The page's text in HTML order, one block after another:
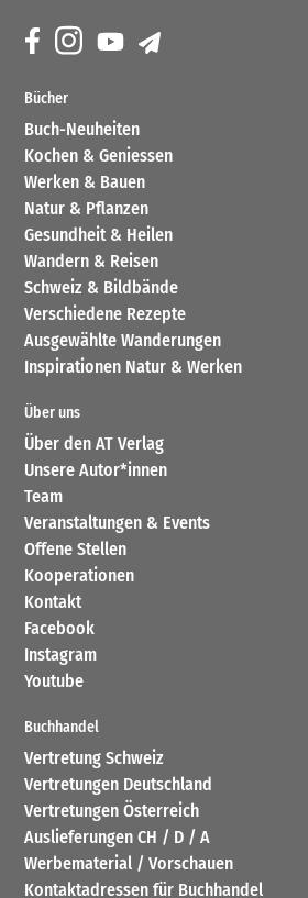
Bücher
Buch-Neuheiten
Kochen & Geniessen
Werken & Bauen
Natur & Pflanzen
Gesundheit & Heilen
Wandern & Reisen
Schweiz & Bildbände
Verschiedene Rezepte
Ausgewählte Wanderungen
Inspirationen Natur & Werken
Über uns
Über den AT Verlag
Unsere Autor*innen
Team
Veranstaltungen & Events
Offene Stellen
Kooperationen
Kontakt
Facebook
Instagram
Youtube
Buchhandel
Vertretung Schweiz
Vertretungen Deutschland
Vertretungen Österreich
Auslieferungen CH / D / A
Werbematerial / Vorschauen
Kontaktadressen für Buchhandel